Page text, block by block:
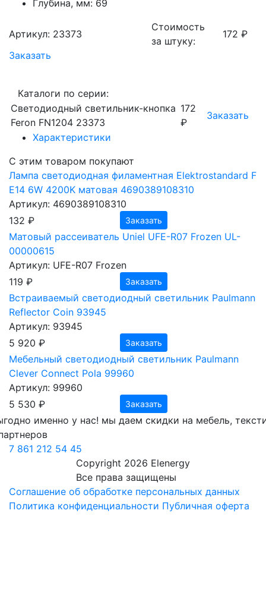
Глубина, мм: 69
Артикул: 23373
Стоимость
за штуку:
172 ₽
Заказать
Каталоги по серии:
Светодиодный светильник-кнопка
Feron FN1204 23373
172
₽
Заказать
Характеристики
С этим товаром покупают
Лампа светодиодная филаментная Elektrostandard F
E14 6W 4200K матовая 4690389108310
Артикул: 4690389108310
132 ₽
Заказать
Матовый рассеиватель Uniel UFE-R07 Frozen UL-
00000615
Артикул: UFE-R07 Frozen
119 ₽
Заказать
Встраиваемый светодиодный светильник Paulmann
Reflector Coin 93945
Артикул: 93945
5 920 ₽
Заказать
Мебельный светодиодный светильник Paulmann
Clever Connect Pola 99960
Артикул: 99960
5 530 ₽
Заказать
именно у нас! мы даем скидки на мебель,
Copyright 2026 Elenergy
Все права защищены
7 861 212 54 45
Соглашение об обработке персональных данных
Политика конфиденциальности Публичная оферта